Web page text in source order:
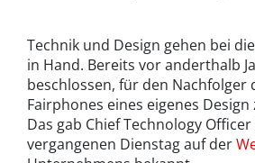
Technik und Design gehen bei
in Hand. Bereits vor anderthalb
beschlossen, für den Nachfolger
Fairphones eines eigenes
Das gab Chief Technology
vergangenen Dienstag auf der